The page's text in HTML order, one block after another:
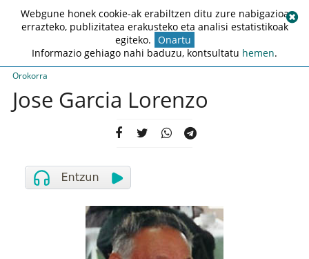
Orokorra
Jose Garcia Lorenzo
Webgune honek cookie-ak erabiltzen ditu zure nabigazioa
errazteko, publizitatea erakusteko eta analisi estatistikoak
egiteko. Onartu
Informazio gehiago nahi baduzu, kontsultatu hemen.